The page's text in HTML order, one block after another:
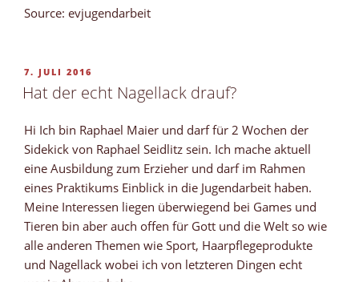
Source: evjugendarbeit
VERÖFFENTLICHT
AM
7. JULI 2016
Hat der echt Nagellack drauf?
Hi Ich bin Raphael Maier und darf für 2 Wochen der
Sidekick von Raphael Seidlitz sein. Ich mache aktuell
eine Ausbildung zum Erzieher und darf im Rahmen
eines Praktikums Einblick in die Jugendarbeit haben.
Meine Interessen liegen überwiegend bei Games und
Tieren bin aber auch offen für Gott und die Welt so wie
alle anderen Themen wie Sport, Haarpflegeprodukte
und Nagellack wobei ich von letzteren Dingen echt